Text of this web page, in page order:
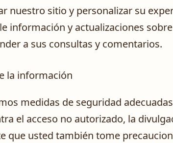
nuestro sitio y personalizar su
información y actualizaciones
a sus consultas y comentarios.
la información
medidas de seguridad
el acceso no autorizado, la
que usted también tome